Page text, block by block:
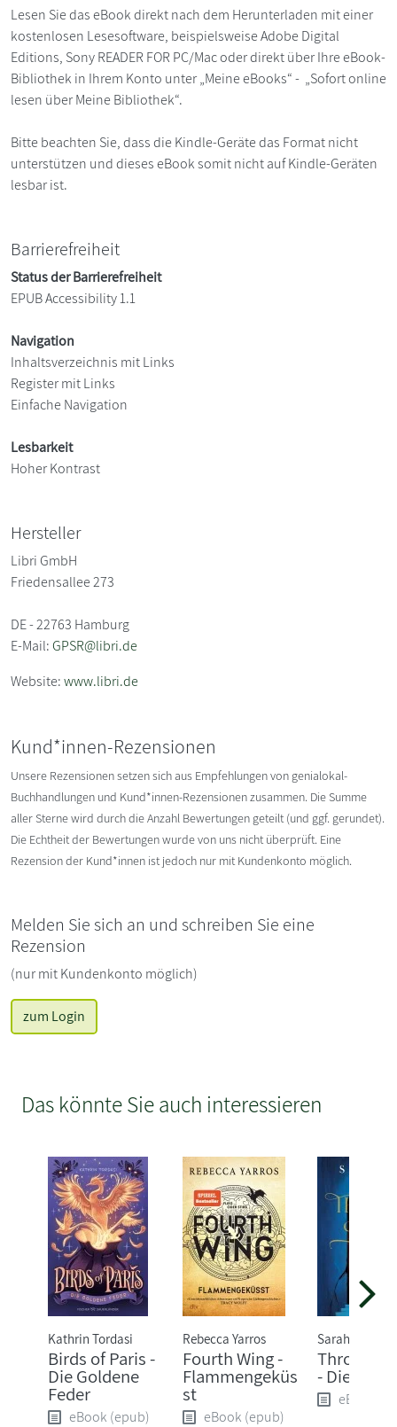
Lesen Sie das eBook direkt nach dem Herunterladen mit einer
kostenlosen Lesesoftware, beispielsweise Adobe Digital
Editions, Sony READER FOR PC/Mac oder direkt über Ihre eBook-
Bibliothek in Ihrem Konto unter „Meine eBooks“ - „Sofort online
lesen über Meine Bibliothek“.
Bitte beachten Sie, dass die Kindle-Geräte das Format nicht
unterstützen und dieses eBook somit nicht auf Kindle-Geräten
lesbar ist.
Barrierefreiheit
Status der Barrierefreiheit
EPUB Accessibility 1.1
Navigation
Inhaltsverzeichnis mit Links
Register mit Links
Einfache Navigation
Lesbarkeit
Hoher Kontrast
Hersteller
Libri GmbH
Friedensallee 273
DE - 22763 Hamburg
E-Mail:GPSR@libri.de
Website:www.libri.de
Kund*innen-Rezensionen
Unsere Rezensionen setzen sich aus Empfehlungen von genialokal-
Buchhandlungen und Kund*innen-Rezensionen zusammen. Die Summe
aller Sterne wird durch die Anzahl Bewertungen geteilt (und ggf. gerundet).
Die Echtheit der Bewertungen wurde von uns nicht überprüft. Eine
Rezension der Kund*innen ist jedoch nur mit Kundenkonto möglich.
Melden Sie sich an und schreiben Sie eine
Rezension
(nur mit Kundenkonto möglich)
zum Login
Das könnte Sie auch interessieren
Kathrin Tordasi
Birds of Paris -
Die Goldene
Feder
eBook (epub)
Rebecca Yarros
Fourth Wing -
Flammengeküs
st
eBook (epub)
Sarah J. Maas
Throne of
- Die
eBook